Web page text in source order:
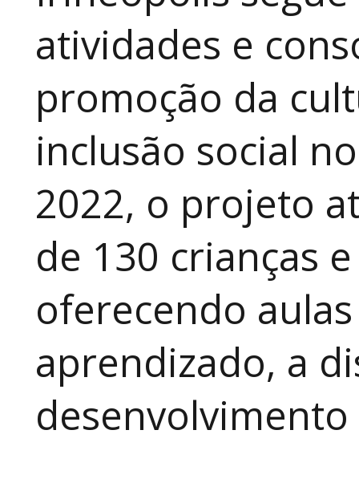
atividades e
promoção da
inclusão social
2022, o projeto
de 130 crianças
oferecendo
aprendizado, a